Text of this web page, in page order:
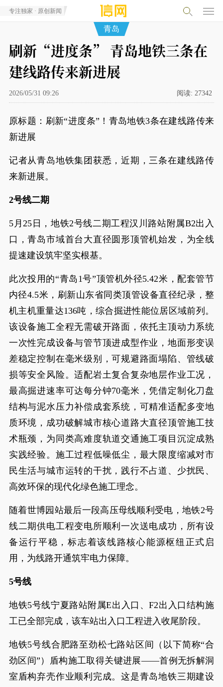
专注独家 · 原创新闻
青岛
刷新“进度条” 青岛地铁三条在
建线路传来新进展
2026/05/31 09:26 阅读: 27342
原标题：刷新“进度条”！青岛地铁3条在建线路传来
新进展
记者从青岛地铁集团获悉，近期，三条在建线路传
来新进展。
2号线二期
5月25日，地铁2号线二期工程汉川路站附属B2出入
口，青岛市域首台大直径圆形顶管机始发，为全线
提速建设筑牢坚实根基。
此次投用的“青岛1号”顶管机外径5.42米，配套管节
内径4.5米，刷新山东省同类顶管设备直径纪录，整
机主机重量达136吨，综合掘进性能位居区域前列。
该设备施工全程无需破开路面，依托主顶动力系统
一次性完成设备与管节顶进成型作业，地面形变误
差稳定控制在毫米级别，可规避路面塌陷、管线破
损等安全风险。适配岩土复合复杂地层作业工况，
最高掘进速率可达每分钟70毫米，凭借定制化刀盘
结构与泥水压力补偿成套系统，可精准适配多变地
质环境，成功破解城市核心道路大直径顶管施工技
术瓶颈，为同类高难度轨道交通施工项目沉淀成熟
实践经验。施工过程低噪低尘，最大限度缩减对市
民生活与城市运转的干扰，践行不占道、少扰民、
高效环保的现代化绿色施工理念。
随着世博园站最后一段高压母线顺利受电，地铁2号
线二期供电工程变电所顺利一次送电成功，所有设
备运行平稳，标志着该线路核心能源枢纽正式启
用，为线路开通筑牢电力保障。
5号线
地铁5号线宁夏路站附属E出入口、F2出入口结构施
工已全部完成，该车站出入口工程进入收尾阶段。
地铁5号线合肥路至劲松七路站区间（以下简称“合
劲区间”）盾构施工取得关键进展——首例无拆解洞
室盾构弃壳作业顺利完成。这是青岛地铁三期建设